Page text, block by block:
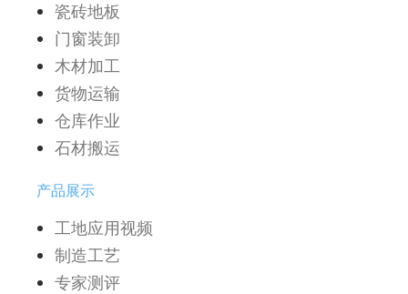
瓷砖地板
门窗装卸
木材加工
货物运输
仓库作业
石材搬运
产品展示
工地应用视频
制造工艺
专家测评